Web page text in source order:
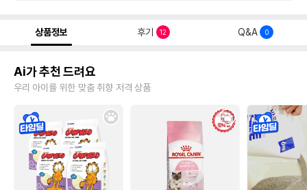
상품정보 후기 12 Q&A 0
Ai가 추천 드려요
우리 아이를 위한 맞춤 취향 저격 상품